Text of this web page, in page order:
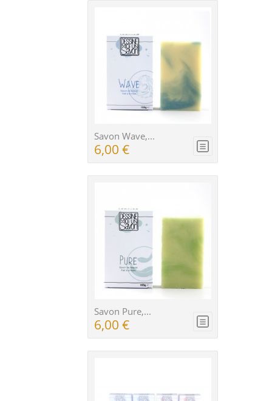
Savon Wave,...
6,00 €
Savon Pure,...
6,00 €